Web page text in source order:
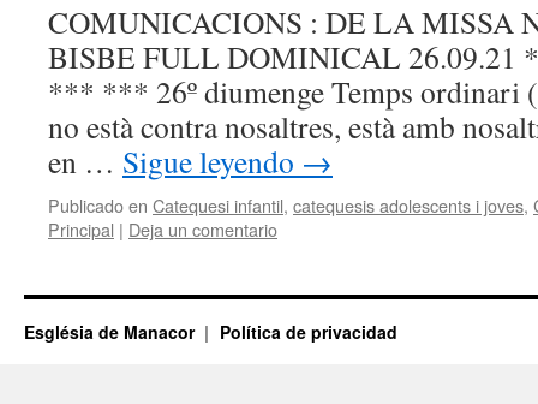
COMUNICACIONS : DE LA MISSA
BISBE FULL DOMINICAL
*** *** 26º diumenge Temps ordinari
no està contra nosaltres, està amb
en … Sigue leyendo →
Publicado en Catequesi infantil, catequesis adolescents i joves,
Principal | Deja un comentario
Església de Manacor Política de privacidad